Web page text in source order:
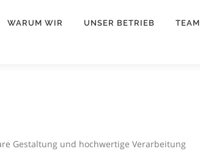
WARUM WIR UNSER BETRIEB TEAM
Gestaltung und hochwertige Verarbeitung